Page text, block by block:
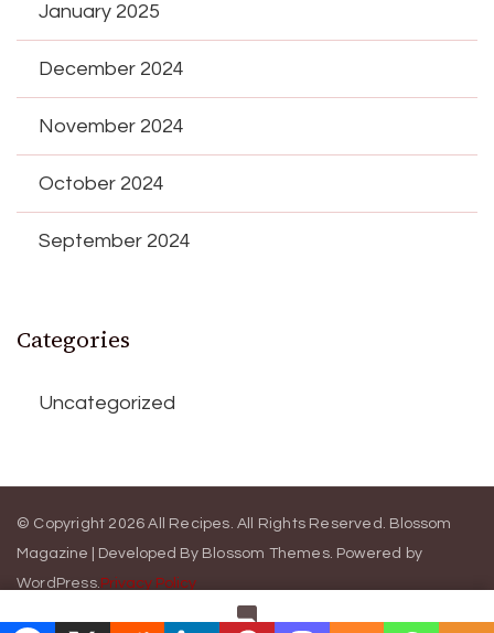
January 2025
December 2024
November 2024
October 2024
September 2024
Categories
Uncategorized
© Copyright 2026All Recipes. All Rights Reserved. Blossom
Magazine | Developed By Blossom Themes. Powered by
WordPress. Privacy Policy